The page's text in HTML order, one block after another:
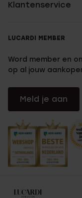
Klantenservice
LUCARDI MEMBER
Word member en
op al jouw
Meld je aan